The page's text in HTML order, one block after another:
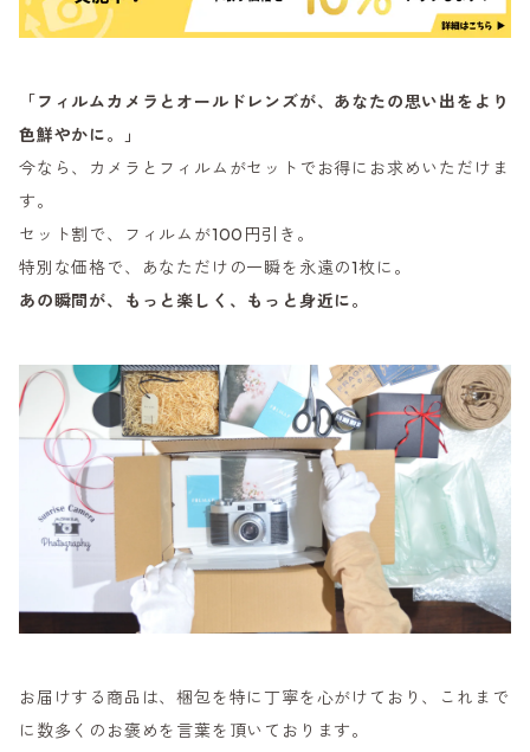
「フィルムカメラとオールドレンズが、あなたの思い出をより
色鮮やかに。」
今なら、カメラとフィルムがセットでお得にお求めいただけま
す。
セット割で、フィルムが100円引き。
特別な価格で、あなただけの一瞬を永遠の1枚に。
あの瞬間が、もっと楽しく、もっと身近に。
お届けする商品は、梱包を特に丁寧を心がけており、これまで
に数多くのお褒めを言葉を頂いております。